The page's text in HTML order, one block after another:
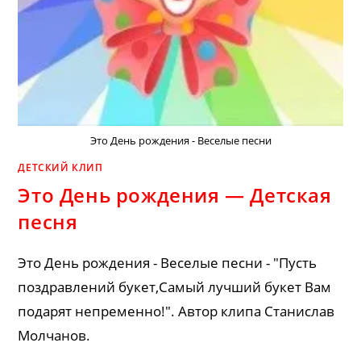
Это День рождения - Веселые песни
ДЕТСКИЙ КЛИП
Это День рождения — Детская
песня
Это День рождения - Веселые песни - "Пусть
поздравлений букет,Самый лучший букет Вам
подарят непременно!". Автор клипа Станислав
Молчанов.